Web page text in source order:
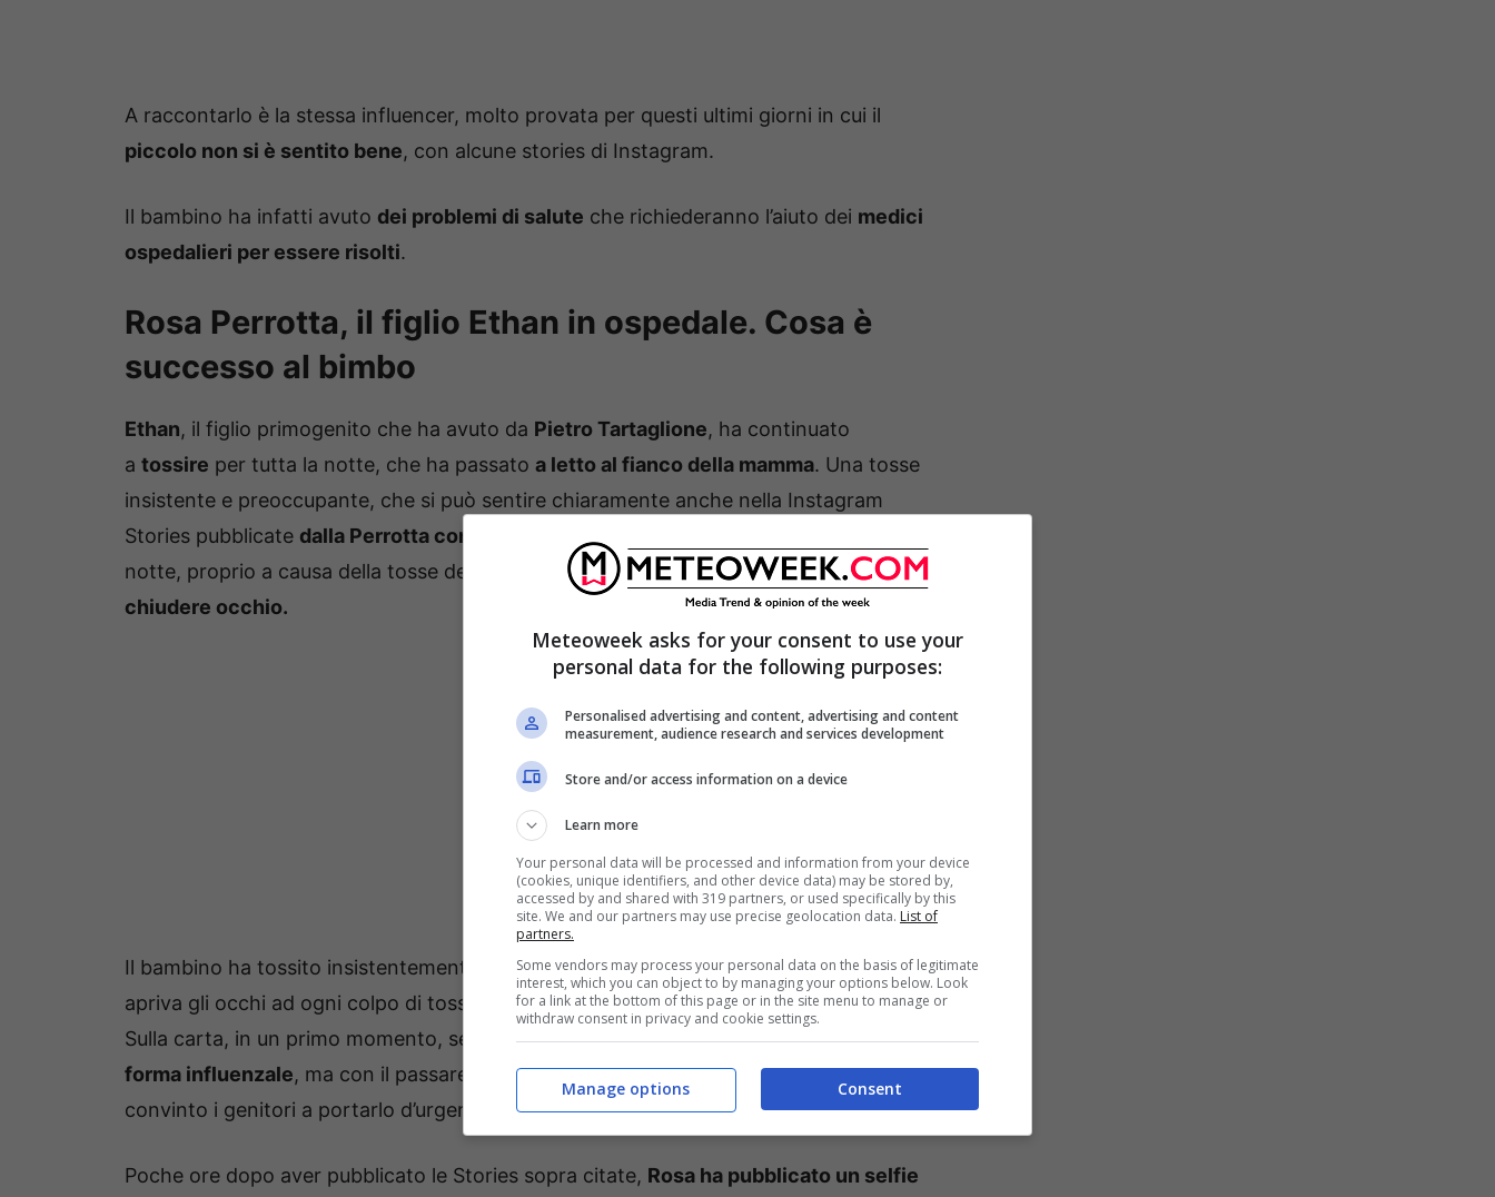
A raccontarlo è la stessa influencer, molto provata per questi ultimi giorni in cui il
piccolo non si è sentito bene, con alcune stories di Instagram.
Il bambino ha infatti avuto dei problemi di salute che richiederanno l’aiuto dei medici
ospedalieri per essere risolti.
Rosa Perrotta, il figlio Ethan in ospedale. Cosa è
successo al bimbo
Ethan, il figlio primogenito che ha avuto da Pietro Tartaglione, ha continuato
a tossire per tutta la notte, che ha passato a letto al fianco della mamma. Una tosse
insistente e preoccupante, che si può sentire chiaramente anche nella Instagram
Stories pubblicate dalla Perrotta con Ethan sullo sfondo
notte, proprio a causa della tosse del figlio,
Rosa Perrotta non è proprio riuscita a
chiudere occhio.
Il bambino ha tossito insistentemente, svegliando anche il fratellinoAchille“Achi”, che
apriva gli occhi ad ogni colpo di tosse, e che in questo periodo sta mettendo identini.
Sulla carta, in un primo momento, sembrava che si trattasse solo di unasemplice
forma influenzale, ma con il passare delle ore, si è aggiunto un altro problema che ha
convinto i genitori a portarlo d’urgenza nel più vicino Pronto Soccorso.
Poche ore dopo aver pubblicato le Stories sopra citate, Rosa ha pubblicato un selfie
Meteoweek asks for your consent to use your
personal data for the following purposes:
Personalised advertising and content, advertising and content
measurement, audience research and services development
Store and/or access information on a device
Learn more
Your personal data will be processed and information from your device
(cookies, unique identifiers, and other device data) may be stored by,
accessed by and shared with 319 partners, or used specifically by this
site. We and our partners may use precise geolocation data. List of
partners.
Some vendors may process your personal data on the basis of legitimate
interest, which you can object to by managing your options below. Look
for a link at the bottom of this page or in the site menu to manage or
withdraw consent in privacy and cookie settings.
Consent
Manage options